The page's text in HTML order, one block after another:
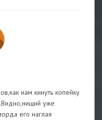
нам кинуть копейку
уже
его наглая